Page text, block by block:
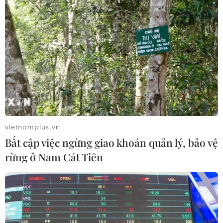
Một điều may mắn hơn nữa cho Annie là 8
người bạn này sống rất gần nhau, bởi vậy, cô
chó sẽ có cơ hội để thường xuyên gặp gỡ những
đứa con đáng yêu của mình.
vietnamplus.vn
Bất cập việc ngừng giao khoán quản lý, bảo vệ
rừng ở Nam Cát Tiên